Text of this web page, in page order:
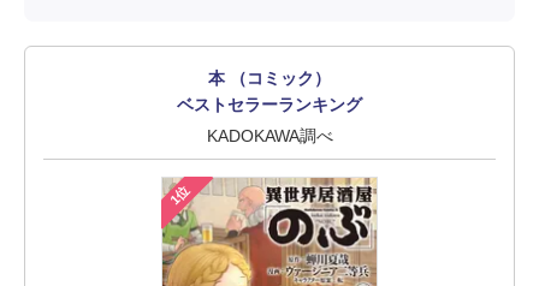
本 （コミック）
ベストセラーランキング
KADOKAWA調べ
1位